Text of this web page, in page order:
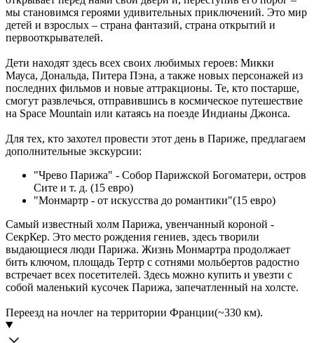
мы становимся героями удивительных приключений. Это мир
детей и взрослых – страна фантазий, страна открытий и
первооткрывателей.
Дети находят здесь всех своих любимых героев: Микки
Мауса, Дональда, Питера Пэна, а также новых персонажей из
последних фильмов и новые аттракционы. Те, кто постарше,
смогут развлечься, отправившись в космическое путешествие
на Space Mountain или катаясь на поезде Индианы Джонса.
Для тех, кто захотел провести этот день в Париже, предлагаем
дополнительные экскурсии:
"Чрево Парижа" - Собор Парижской Богоматери, остров
Сите и т. д. (15 евро)
"Монмартр - от искусства до романтики"(15 евро)
Самый известный холм Парижа, увенчанный короной -
СекрКер. Это место рождения гениев, здесь творили
выдающиеся люди Парижа. Жизнь Монмартра продолжает
бить ключом, площадь Тертр с сотнями мольбертов радостно
встречает всех посетителей. Здесь можно купить и увезти с
собой маленький кусочек Парижа, запечатленный на холсте.
Переезд на ночлег на территории Франции(~330 км).